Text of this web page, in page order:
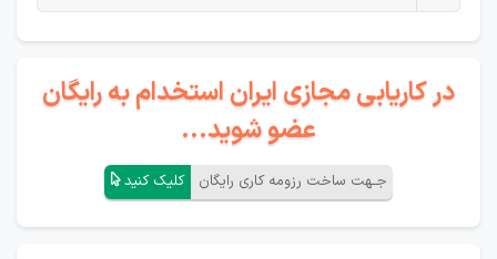
در کاریابی مجازی ایران استخدام به رایگان
عضو شوید...
جـهت ساخت رزومه کاری رایگان کلیک کنید